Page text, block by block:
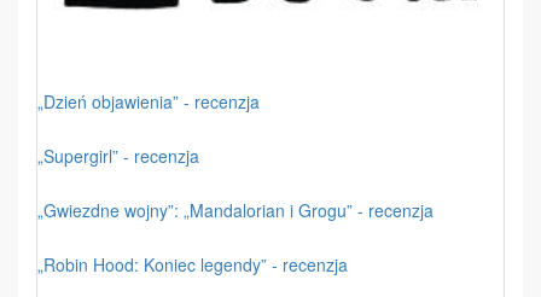
„Dzień objawienia” - recenzja
„Supergirl” - recenzja
„Gwiezdne wojny”: „Mandalorian i Grogu” - recenzja
„Robin Hood: Koniec legendy” - recenzja